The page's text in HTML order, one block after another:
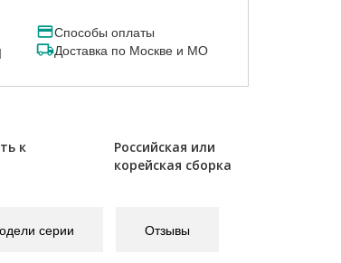
Способы оплаты
Доставка по Москве и МО
к
Российская или
корейская сборка
серии Отзывы